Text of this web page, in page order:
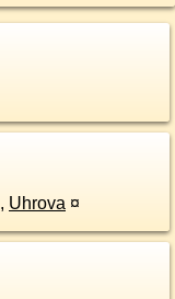
, Uhrova ¤